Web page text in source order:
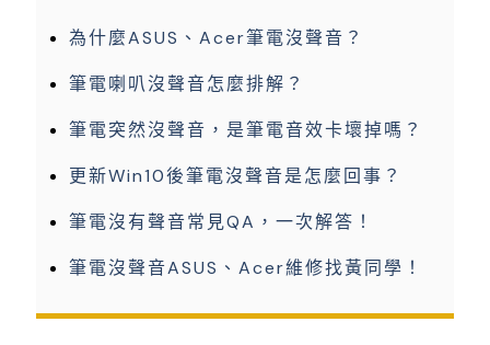
為什麼ASUS、Acer筆電沒聲音？
筆電喇叭沒聲音怎麼排解？
筆電突然沒聲音，是筆電音效卡壞掉嗎？
更新Win10後筆電沒聲音是怎麼回事？
筆電沒有聲音常見QA，一次解答！
筆電沒聲音ASUS、Acer維修找黃同學！